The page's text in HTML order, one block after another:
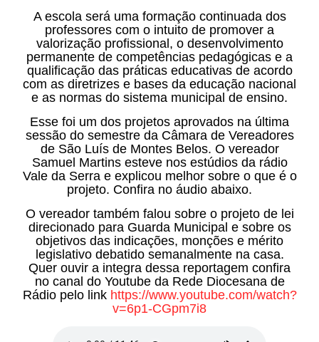
A escola será uma formação continuada dos
professores com o intuito de promover a
valorização profissional, o desenvolvimento
permanente de competências pedagógicas e a
qualificação das práticas educativas de acordo
com as diretrizes e bases da educação nacional
e as normas do sistema municipal de ensino.
Esse foi um dos projetos aprovados na última
sessão do semestre da Câmara de Vereadores
de São Luís de Montes Belos. O vereador
Samuel Martins esteve nos estúdios da rádio
Vale da Serra e explicou melhor sobre o que é o
projeto. Confira no áudio abaixo.
O vereador também falou sobre o projeto de lei
direcionado para Guarda Municipal e sobre os
objetivos das indicações, monções e mérito
legislativo debatido semanalmente na casa.
Quer ouvir a integra dessa reportagem confira
no canal do Youtube da Rede Diocesana de
Rádio pelo link https://www.youtube.com/watch?
v=6p1-CGpm7i8